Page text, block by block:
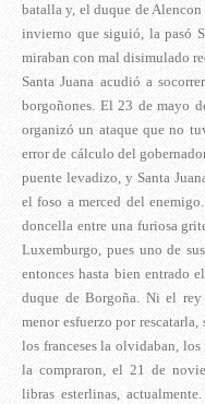
batalla y, el duque de
invierno que siguió, la pasó
miraban con mal disimulado
Santa Juana acudió a
borgoñones. El 23 de mayo
organizó un ataque que no
error de cálculo del
puente levadizo, y Santa
el foso a merced del
doncella entre una furiosa
Luxemburgo, pues uno de
entonces hasta bien entrado
duque de Borgoña. Ni el
menor esfuerzo por
los franceses la olvidaban,
la compraron, el 21 de
libras esterlinas,